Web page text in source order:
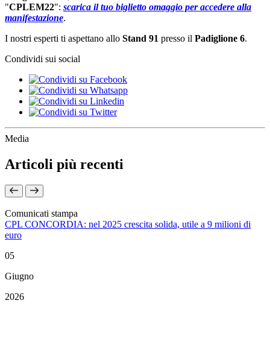
"CPLEM22": scarica il tuo biglietto omaggio per accedere alla
manifestazione.
I nostri esperti ti aspettano allo Stand 91 presso il Padiglione 6.
Condividi sui social
Media
Articoli più recenti
Comunicati stampa
CPL CONCORDIA: nel 2025 crescita solida, utile a 9 milioni di
euro
05
Giugno
2026